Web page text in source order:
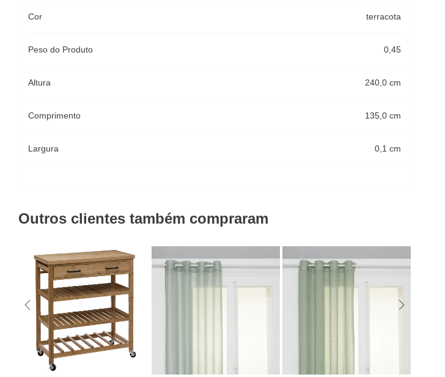
Cor terracota
Peso do Produto 0,45
Altura 240,0 cm
Comprimento 135,0 cm
Largura 0,1 cm
Outros clientes também compraram